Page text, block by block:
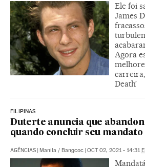
Ele foi
James
Agora
Death’
FILIPINAS
Duterte anuncia que
quando concluir seu mandato
AGÊNCIAS | Manila / Bangcoc | OCT 02, 2021 - 14:31